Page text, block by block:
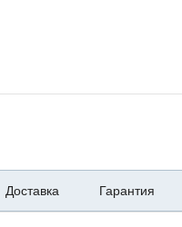
Доставка Гарантия